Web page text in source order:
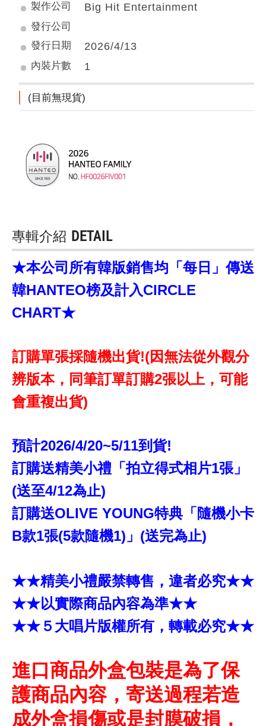
製作公司 Big Hit Entertainment
發行公司
發行日期
2026/4/13
內裝片數 1
(目前無現貨)
專輯介紹 DETAIL
★本公司所有韓版銷售均「每日」傳送
韓HANTEO榜及計入CIRCLE
CHART★
訂購單張採隨機出貨!(因無法從外觀分
辨版本，同筆訂單訂購2張以上，可能
會重複出貨)
預計2026/4/20~5/11到貨!
訂購送精美小禮「拍立得式相片1張」
(送至4/12為止)
訂購送OLIVE YOUNG特典「隨機小卡
B款1張(5款隨機1)」(送完為止)
★★精美小禮嚴禁轉售，違者必究★★
★★以實際商品內容為準★★
★★５大唱片版權所有，轉載必究★★
進口商品外盒包裝是為了保
護商品內容，寄送過程若造
成外盒損傷或是封膜破損，